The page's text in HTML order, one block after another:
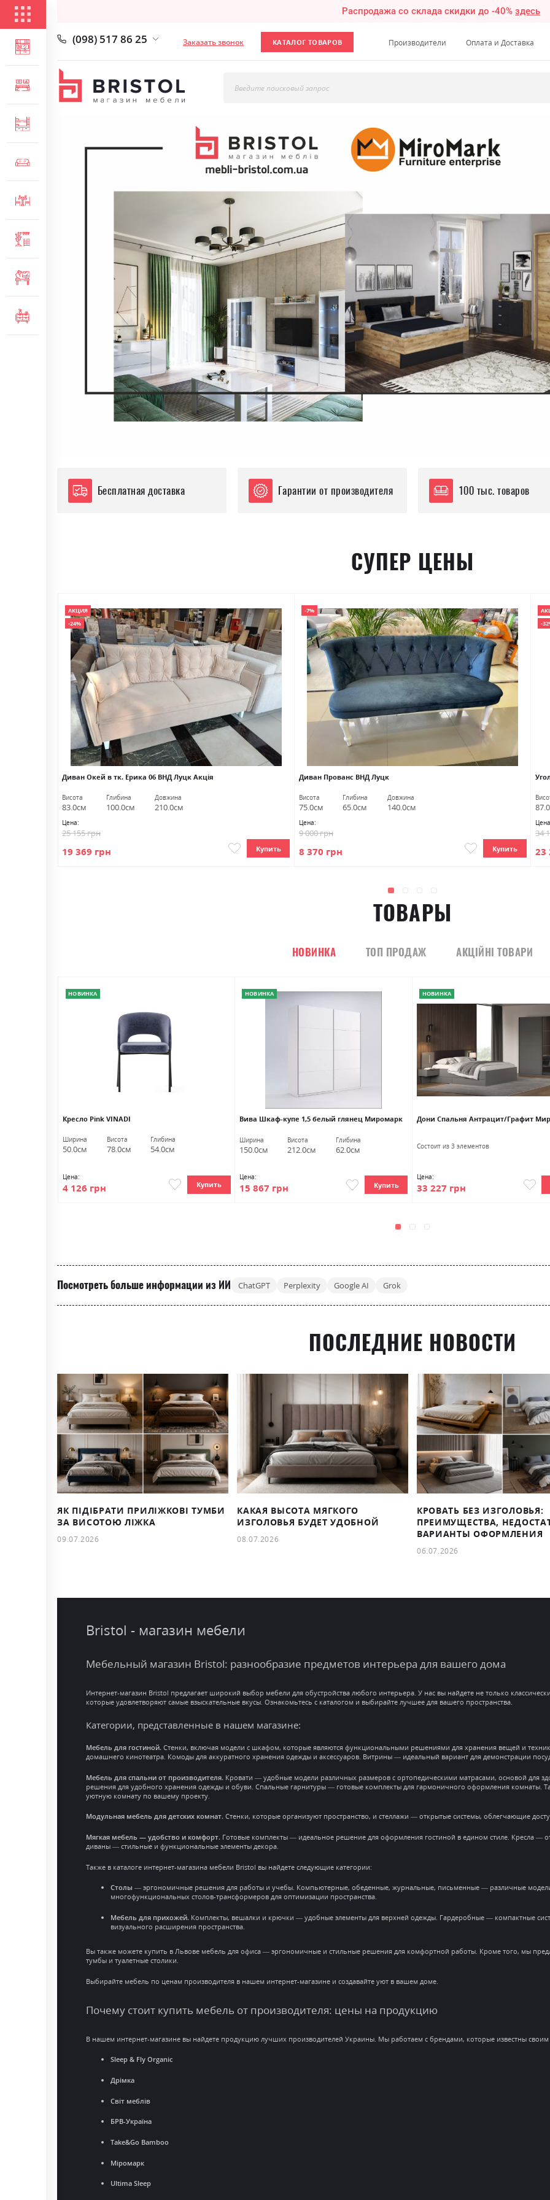
Распродажа со склада скидки до -40%здесь
ГОСТИНАЯ
СПАЛЬНЯ
МЕБЕЛЬ ДЛЯ ОФИСА
КОМОДЫ И ТУМБЫ
(098) 517 86 25 Заказать звонок КАТАЛОГ ТОВАРОВ Производители Оплата и Доставка
Введите поисковый запрос
Бесплатная доставка Гарантии от производителя 100 тыс. товаров
СУПЕР ЦЕНЫ
АКЦИЯ
-24%
Диван Окей в тк. Ерика 06 ВНД Луцк Акція
Висота
83.0см
Глибина
100.0см
Довжина
210.0см
Цена:
19 369 грн
25 155 грн
Купить
-7%
Диван Прованс ВНД Луцк
Висота
75.0см
Глибина
65.0см
Довжина
140.0см
Цена:
8 370 грн
9 000 грн
Купить
-
23
34
ТОВАРЫ
НОВИНКА ТОП ПРОДАЖ АКЦІЙНІ ТОВАРИ
НОВИНКА
Кресло Pink VINADI
Ширина
50.0см
Висота
78.0см
Глибина
54.0см
Цена:
4 126 грн Купить
НОВИНКА
Вива Шкаф-купе 1,5 белый глянец Миромарк
Ширина
150.0см
Висота
212.0см
Глибина
62.0см
Цена:
15 867 грн Купить
НОВИНКА
Дони Спальня Антрацит/Графит
Состоит из 3 элементов
Цена:
33 227 грн
Посмотреть больше информации из ИИ ChatGPT Perplexity Google AI Grok
ПОСЛЕДНИЕ НОВОСТИ
ЯК ПІДІБРАТИ ПРИЛІЖКОВІ ТУМБИ
ЗА ВИСОТОЮ ЛІЖКА
09.07.2026
КАКАЯ ВЫСОТА МЯГКОГО
ИЗГОЛОВЬЯ БУДЕТ УДОБНОЙ
08.07.2026
КРОВАТЬ БЕЗ ИЗГОЛОВЬЯ:
ПРЕИМУЩЕСТВА,
ВАРИАНТЫ ОФОРМЛЕНИЯ
06.07.2026
Bristol - магазин мебели
Мебельный магазин Bristol: разнообразие предметов интерьера для вашего дома
Интернет-магазин Bristol предлагает широкий выбор мебели для обустройства любого интерьера. У нас вы найдете не только
которые удовлетворяют самые взыскательные вкусы. Ознакомьтесь с каталогом и выбирайте лучшее для вашего пространства.
Категории, представленные в нашем магазине:
Мебель для гостиной.Стенки, включая модели с шкафом, которые являются функциональными решениями для хранения вещей и
домашнего кинотеатра. Комоды для аккуратного хранения одежды и аксессуаров. Витрины — идеальный вариант для демонстрации
Мебель для спальни от производителя. Кровати — удобные модели различных размеров с ортопедическими матрасами, основой для
решения для удобного хранения одежды и обуви. Спальные гарнитуры — готовые комплекты для гармоничного оформления комнаты.
уютную комнату по вашему проекту.
Модульная мебель для детских комнат.Стенки, которые организуют пространство, и стеллажи — открытые системы, облегчающие
Мягкая мебель — удобство и комфорт.Готовые комплекты — идеальное решение для оформления гостиной в едином стиле. Кресла —
диваны — стильные и функциональные элементы декора.
Также в каталоге интернет-магазина мебели Bristol вы найдете следующие категории:
Столы — эргономичные решения для работы и учебы. Компьютерные, обеденные, журнальные, письменные — различные
многофункциональных столов-трансформеров для оптимизации пространства.
Мебель для прихожей.Комплекты, вешалки и крючки — удобные элементы для верхней одежды. Гардеробные — компактные
визуального расширения пространства.
Вы также можете купить в Львове мебель для офиса — эргономичные и стильные решения для комфортной работы. Кроме того, мы
тумбы и туалетные столики.
Выбирайте мебель по ценам производителя в нашем интернет-магазине и создавайте уют в вашем доме.
Почему стоит купить мебель от производителя: цены на продукцию
В нашем интернет-магазине вы найдете продукцию лучших производителей Украины. Мы работаем с брендами, которые известны
Sleep & Fly Organic
Дрімка
Світ меблів
БРВ-Україна
Take&Go Bamboo
Міромарк
Ultima Sleep